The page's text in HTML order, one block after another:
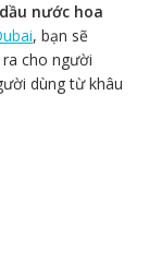
nước hoa
, bạn sẽ
cho người
dùng từ khâu